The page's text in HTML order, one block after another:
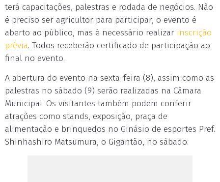
terá capacitações, palestras e rodada de negócios. Não
é preciso ser agricultor para participar, o evento é
aberto ao público, mas é necessário realizar inscrição
prévia. Todos receberão certificado de participação ao
final no evento.
A abertura do evento na sexta-feira (8), assim como as
palestras no sábado (9) serão realizadas na Câmara
Municipal. Os visitantes também podem conferir
atrações como stands, exposição, praça de
alimentação e brinquedos no Ginásio de esportes Pref.
Shinhashiro Matsumura, o Gigantão, no sábado.